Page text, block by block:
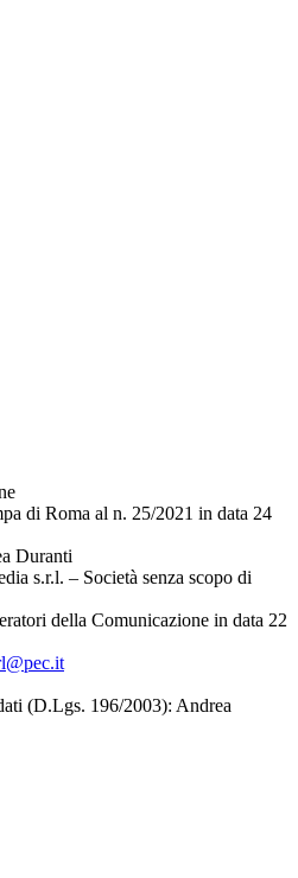
di Roma al n. 25/2021 in data 24
Duranti
s.r.l. – Società senza scopo di
della Comunicazione in data 22
(D.Lgs. 196/2003): Andrea